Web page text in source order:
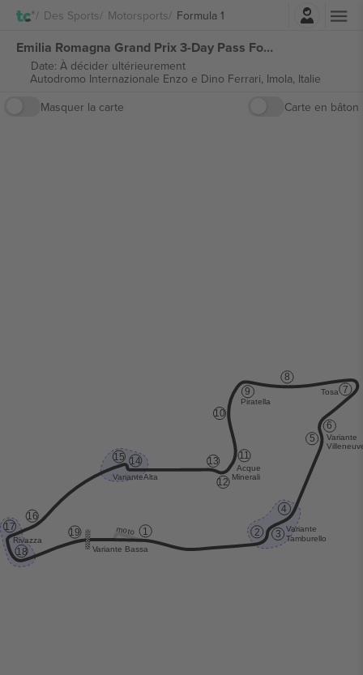
Des Sports Motorsports Formula 1
Connexion
Emilia Romagna Grand Prix 3-Day Pass Formula 1 billets
Date: À décider ultérieurement
Autodromo Internazionale Enzo e Dino Ferrari, Imola, Italie
Masquer la carte
Carte en bâton
Rivazza
VarianteAlta
Variante
Tamburello
2 3
4
6
8
10
12
13
14
15
16
17
18
19 1
Variante Bassa
5 Variante
V
7
Tosa
9
Piratella
11
Acque
Minerali
moto